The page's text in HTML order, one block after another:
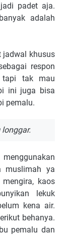
padet aja.
adalah
jadwal khusus
respon
tapi tak mau
ini juga bisa
pemalu.
muslimah ya
kaos
lekuk
kena air.
behanya.
pemalu dan